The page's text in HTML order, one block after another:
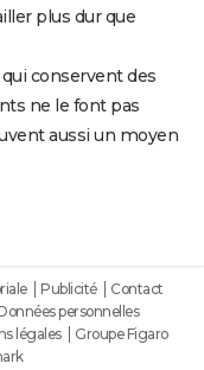
plus dur que
conservent des
ne le font pas
aussi un moyen
Publicité
Contact
personnelles
légales
Groupe Figaro